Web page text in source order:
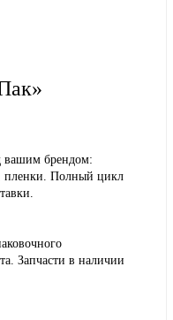
вашим брендом:
пленки. Полный цикл
Запчасти в наличии